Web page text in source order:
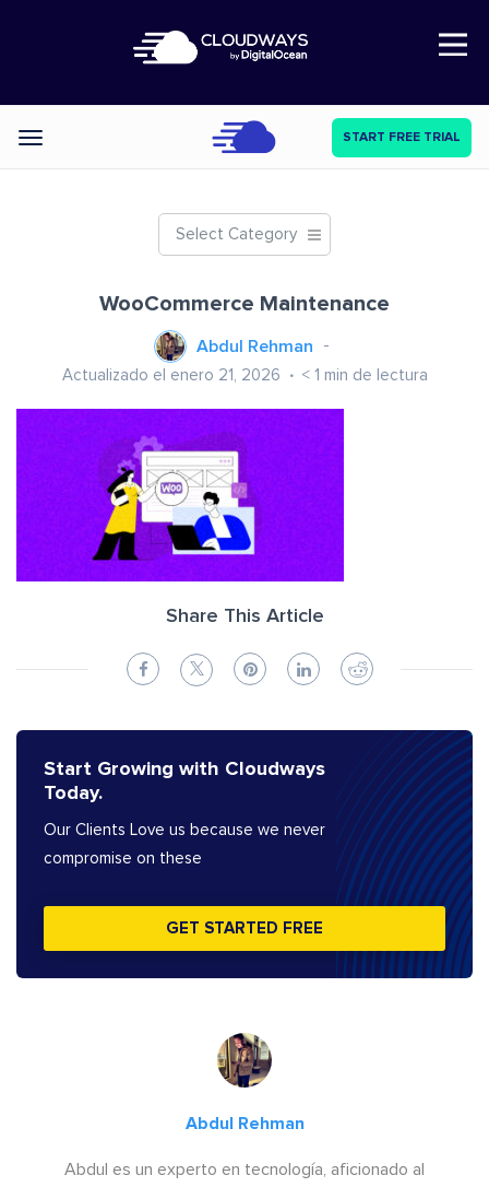
Open Nav
Categories START FREE TRIAL
Select Category
WooCommerce Maintenance
Abdul Rehman
Actualizado el enero 21, 2026 < 1 min de lectura
Share This Article
Start Growing with Cloudways
Today.
Our Clients Love us because we never
compromise on these
GET STARTED FREE
Abdul Rehman
Abdul es un experto en tecnología, aficionado al